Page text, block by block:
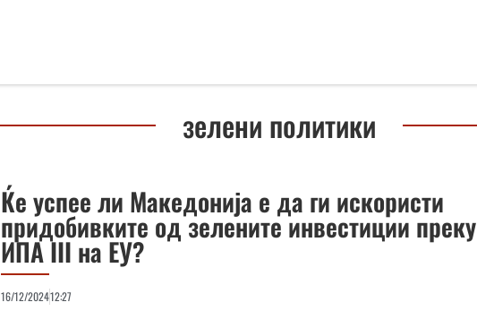
зелени политики
Ќе успее ли Македонија е да ги искористи
придобивките од зелените инвестиции преку
ИПА III на ЕУ?
16/12/202412:27